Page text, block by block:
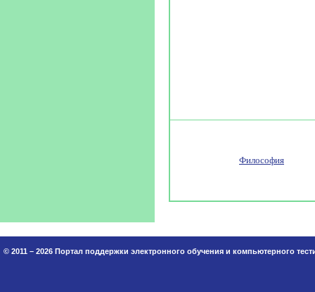
Философия
© 2011 – 2026 Портал поддержки электронного обучения и компьютерного